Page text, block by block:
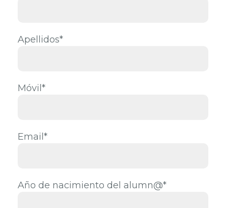
Apellidos*
Móvil*
Email*
Año de nacimiento del alumn@*